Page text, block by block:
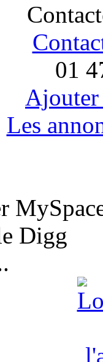
01
Ajouter
Les
Digg